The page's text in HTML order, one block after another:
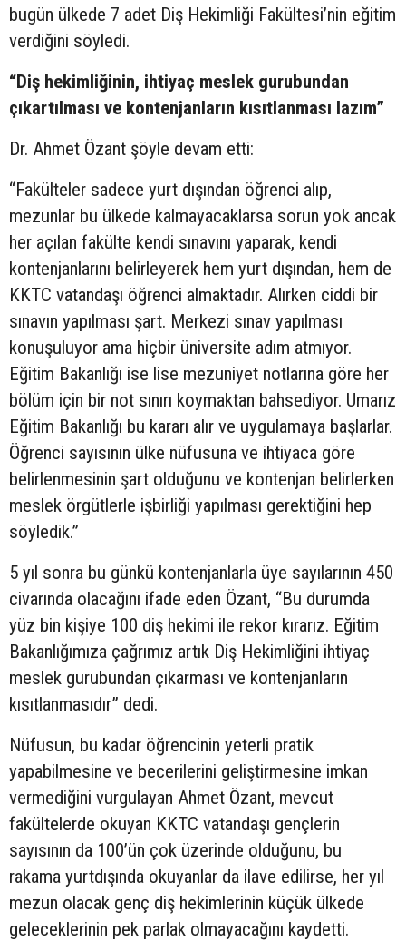
bugün ülkede 7 adet Diş Hekimliği Fakültesi’nin eğitim
verdiğini söyledi.
“Diş hekimliğinin, ihtiyaç meslek gurubundan
çıkartılması ve kontenjanların kısıtlanması lazım”
Dr. Ahmet Özant şöyle devam etti:
“Fakülteler sadece yurt dışından öğrenci alıp,
mezunlar bu ülkede kalmayacaklarsa sorun yok ancak
her açılan fakülte kendi sınavını yaparak, kendi
kontenjanlarını belirleyerek hem yurt dışından, hem de
KKTC vatandaşı öğrenci almaktadır. Alırken ciddi bir
sınavın yapılması şart. Merkezi sınav yapılması
konuşuluyor ama hiçbir üniversite adım atmıyor.
Eğitim Bakanlığı ise lise mezuniyet notlarına göre her
bölüm için bir not sınırı koymaktan bahsediyor. Umarız
Eğitim Bakanlığı bu kararı alır ve uygulamaya başlarlar.
Öğrenci sayısının ülke nüfusuna ve ihtiyaca göre
belirlenmesinin şart olduğunu ve kontenjan belirlerken
meslek örgütlerle işbirliği yapılması gerektiğini hep
söyledik.”
5 yıl sonra bu günkü kontenjanlarla üye sayılarının 450
civarında olacağını ifade eden Özant, “Bu durumda
yüz bin kişiye 100 diş hekimi ile rekor kırarız. Eğitim
Bakanlığımıza çağrımız artık Diş Hekimliğini ihtiyaç
meslek gurubundan çıkarması ve kontenjanların
kısıtlanmasıdır” dedi.
Nüfusun, bu kadar öğrencinin yeterli pratik
yapabilmesine ve becerilerini geliştirmesine imkan
vermediğini vurgulayan Ahmet Özant, mevcut
fakültelerde okuyan KKTC vatandaşı gençlerin
sayısının da 100’ün çok üzerinde olduğunu, bu
rakama yurtdışında okuyanlar da ilave edilirse, her yıl
mezun olacak genç diş hekimlerinin küçük ülkede
geleceklerinin pek parlak olmayacağını kaydetti.